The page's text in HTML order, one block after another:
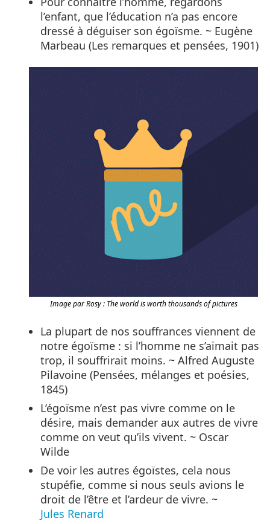
l’enfant, que l’éducation n’a pas encore
dressé à déguiser son égoïsme. ~ Eugène
Marbeau (Les remarques et pensées, 1901)
Image par Rosy : The world is worth thousands of pictures
La plupart de nos souffrances viennent de
notre égoïsme : si l’homme ne s’aimait pas
trop, il souffrirait moins. ~ Alfred Auguste
Pilavoine (Pensées, mélanges et poésies,
1845)
L’égoïsme n’est pas vivre comme on le
désire, mais demander aux autres de vivre
comme on veut qu’ils vivent. ~ Oscar
Wilde
De voir les autres égoïstes, cela nous
stupéfie, comme si nous seuls avions le
droit de l’être et l’ardeur de vivre. ~
Jules Renard